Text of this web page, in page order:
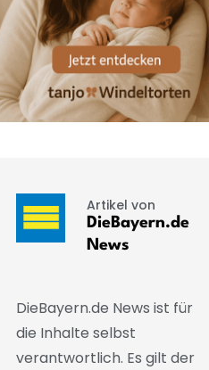
Artikel von
DieBayern.de
News
DieBayern.de News ist für
die Inhalte selbst
verantwortlich. Es gilt der